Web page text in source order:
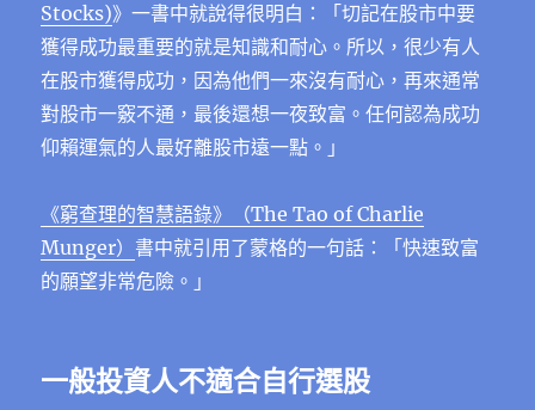
Stocks)》一書中就說得很明白：「切記在股市中要
獲得成功最重要的就是知識和耐心。所以，很少有人
在股市獲得成功，因為他們一來沒有耐心，再來通常
對股市一竅不通，最後還想一夜致富。任何認為成功
仰賴運氣的人最好離股市遠一點。」
《窮查理的智慧語錄》（The Tao of Charlie
Munger） 書中就引用了蒙格的一句話：「快速致富
的願望非常危險。」
一般投資人不適合自行選股